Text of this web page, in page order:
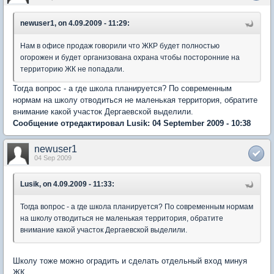
newuser1, on 4.09.2009 - 11:29:
Нам в офисе продаж говорили что ЖКР будет полностью
огорожен и будет организована охрана чтобы посторонние на
территорию ЖК не попадали.
Тогда вопрос - а где школа планируется? По современным
нормам на школу отводиться не маленькая территория, обратите
внимание какой участок Дергаевской выделили.
Сообщение отредактировал Lusik: 04 September 2009 - 10:38
newuser1
04 Sep 2009
Lusik, on 4.09.2009 - 11:33:
Тогда вопрос - а где школа планируется? По современным нормам
на школу отводиться не маленькая территория, обратите
внимание какой участок Дергаевской выделили.
Школу тоже можно оградить и сделать отдельный вход минуя